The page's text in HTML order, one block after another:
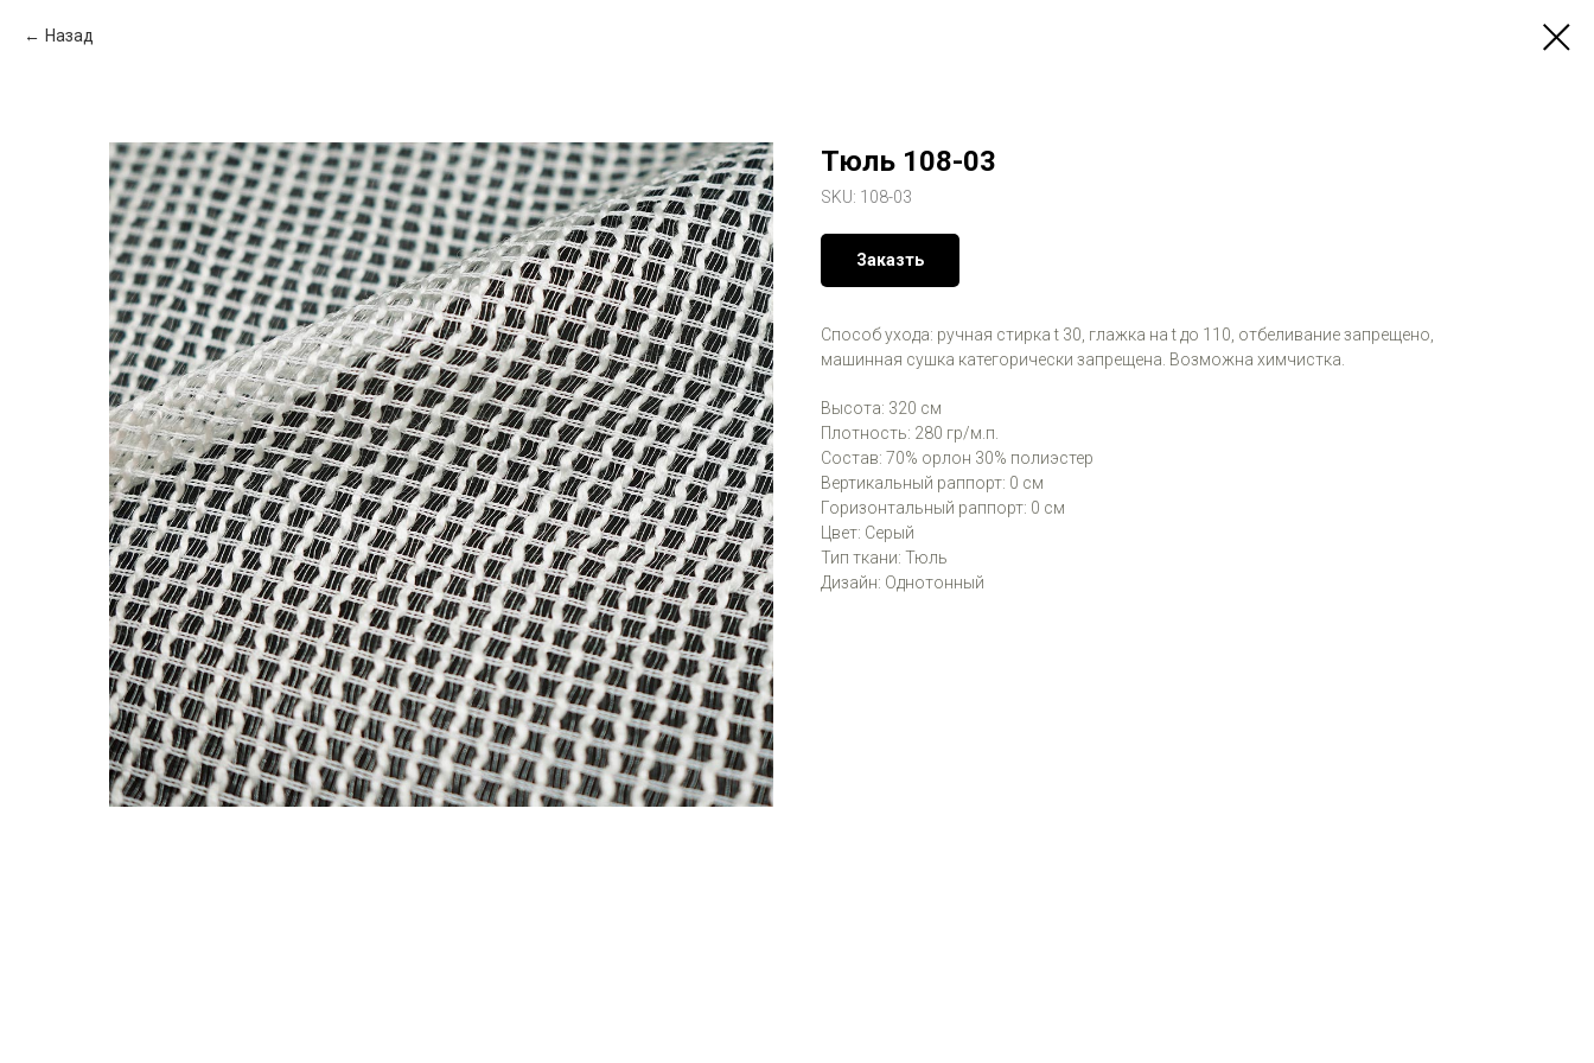
Назад
Тюль 108-03
SKU: 108-03
Заказть
Способ ухода: ручная стирка t 30, глажка на t до 110, отбеливание запрещено,
машинная сушка категорически запрещена. Возможна химчистка.
Высота: 320 см
Плотность: 280 гр/м.п.
Состав: 70% орлон 30% полиэстер
Вертикальный раппорт: 0 см
Горизонтальный раппорт: 0 см
Цвет: Серый
Тип ткани: Тюль
Дизайн: Однотонный